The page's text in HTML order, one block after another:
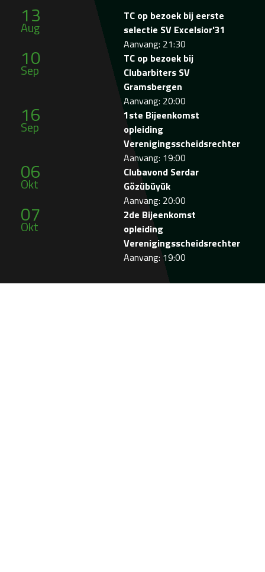
13
Aug
TC op bezoek bij eerste
selectie SV Excelsior'31
Aanvang: 21:30
10
Sep
TC op bezoek bij
Clubarbiters SV
Gramsbergen
Aanvang: 20:00
16
Sep
1ste Bijeenkomst
opleiding
Verenigingsscheidsrechter
Aanvang: 19:00
06
Okt
Clubavond Serdar
Gözübüyük
Aanvang: 20:00
07
Okt
2de Bijeenkomst
opleiding
Verenigingsscheidsrechter
Aanvang: 19:00